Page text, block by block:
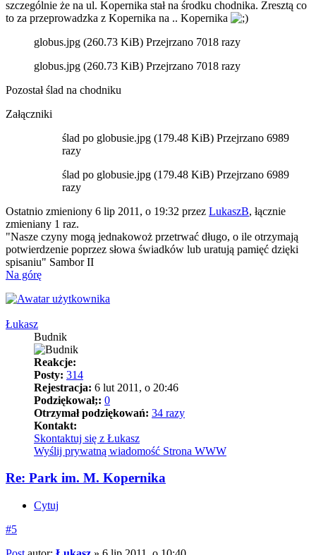
szczególnie że na ul. Kopernika stał na środku chodnika. Zresztą co
to za przeprowadzka z Kopernika na .. Kopernika
globus.jpg (260.73 KiB) Przejrzano 7018 razy
globus.jpg (260.73 KiB) Przejrzano 7018 razy
Pozostał ślad na chodniku
Załączniki
ślad po globusie.jpg (179.48 KiB) Przejrzano 6989
razy
ślad po globusie.jpg (179.48 KiB) Przejrzano 6989
razy
Ostatnio zmieniony 6 lip 2011, o 19:32 przez LukaszB, łącznie
zmieniany 1 raz.
"Nasze czyny mogą jednakowoż przetrwać długo, o ile otrzymają
potwierdzenie poprzez słowa świadków lub uratują pamięć dzięki
spisaniu" Sambor II
Na górę
Łukasz
Budnik
Reakcje:
Posty: 314
Rejestracja: 6 lut 2011, o 20:46
Podziękował;: 0
Otrzymał podziękowań: 34 razy
Kontakt:
Skontaktuj się z Łukasz
Wyślij prywatną wiadomość Strona WWW
Re: Park im. M. Kopernika
Cytuj
#5